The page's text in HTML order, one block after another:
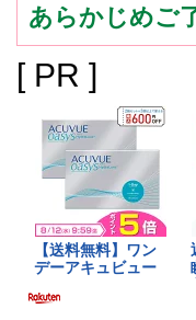
あらかじめご
[ PR ]